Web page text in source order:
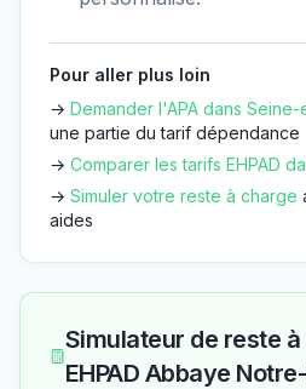
Pour aller plus loin
→ Demander l'APA dans Seine-
une partie du tarif dépendance
→ Comparer les tarifs EHPAD
→ Simuler votre reste à charge
aides
Simulateur de reste
EHPAD Abbaye